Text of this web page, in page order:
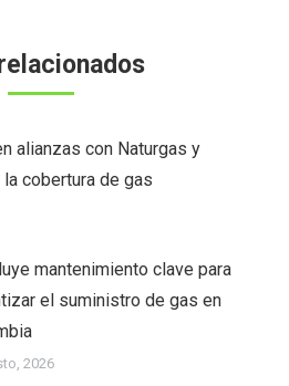
alianzas con Naturgas y
cobertura de gas
mantenimiento clave para
el suministro de gas en
2026